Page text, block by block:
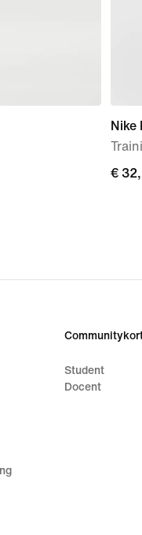
Nike
€
€
Student
Docent